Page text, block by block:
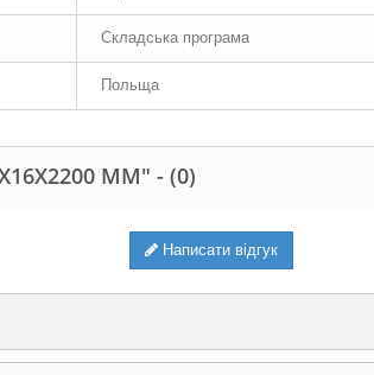
Складська програма
Польща
ММ" - (0)
Написати відгук